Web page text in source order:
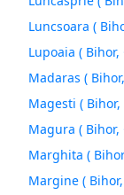
Luncsoara (
Lupoaia (
Madaras (
Magesti (
Magura ( Bihor,
Marghita (
Margine (